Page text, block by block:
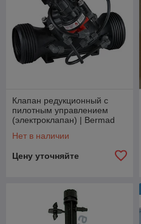
Клапан редукционный c
пилотным управлением
(электроклапан) | Bermad
Нет в наличии
Цену уточняйте